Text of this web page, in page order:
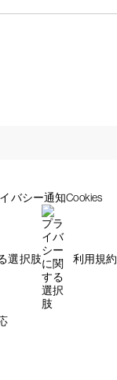
バシー通知Cookies
選択肢 利用規約